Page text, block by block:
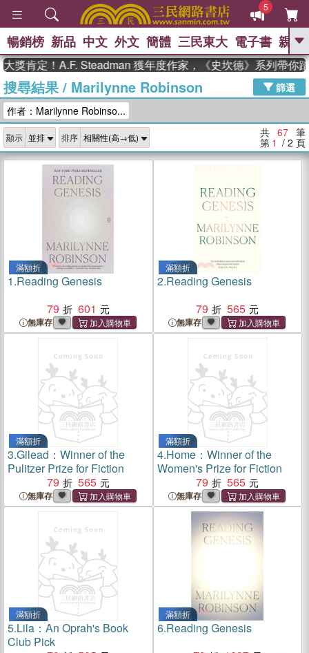
5
GO
熱搜： 東野圭吾 高希均教授回憶錄
、 The Odyssey 、 父親節 、 如果歷
獎 臺灣漫遊錄 、 方念華 、 台灣的李
登輝時代
數學女孩：黎曼猜想 、
偉大的迷走神經
暢銷榜 新品 中文 外文 簡體 三民東大 電子書 親子
！A.F. Steadman 獲年度作家，《史坎德》系列帶你踏上熱
搜尋結果/ Marilynne Robinson
篩選
作者：Marilynne Robinso...
顯示 排序 共 67 筆
第 1 / 2 頁
滿額折
1.Reading Genesis
79
601
無庫存
滿額折
2.Reading Genesis
79
565
無庫存
滿額折
3.Gilead：Winner of the
Pulitzer Prize for Fiction
79
565
無庫存
滿額折
4.Home：Winner of the
Women's Prize for Fiction
79
565
無庫存
滿額折
5.Lila：An Oprah's Book
Club Pick
滿額折
6.Reading Genesis